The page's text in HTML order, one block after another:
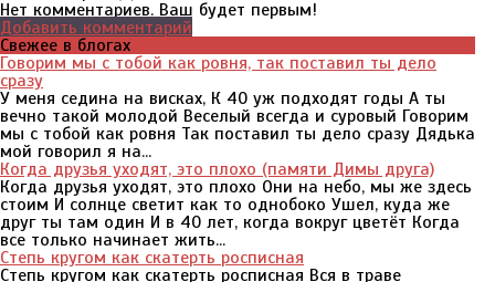
Нет комментариев. Ваш будет первым!
Добавить комментарий
Свежее в блогах
Говорим мы с тобой как ровня, так поставил ты дело
сразу
У меня седина на висках, К 40 уж подходят годы А ты
вечно такой молодой Веселый всегда и суровый Говорим
мы с тобой как ровня Так поставил ты дело сразу Дядька
мой говорил я на...
Когда друзья уходят, это плохо (памяти Димы друга)
Когда друзья уходят, это плохо Они на небо, мы же здесь
стоим И солнце светит как то однобоко Ушел, куда же
друг ты там один И в 40 лет, когда вокруг цветёт Когда
все только начинает жить...
Степь кругом как скатерть росписная
Степь кругом как скатерть росписная Вся в траве